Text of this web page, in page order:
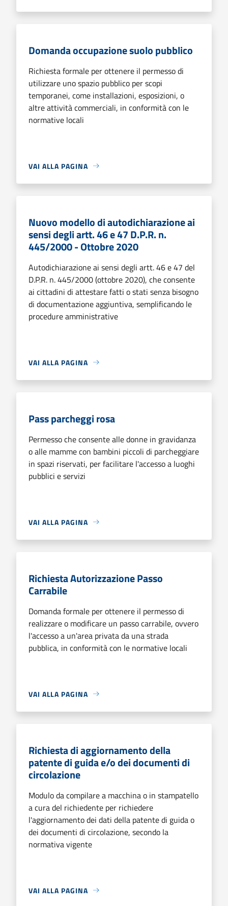
Domanda occupazione suolo pubblico
Richiesta formale per ottenere il permesso di
utilizzare uno spazio pubblico per scopi
temporanei, come installazioni, esposizioni, o
altre attività commerciali, in conformità con le
normative locali
VAI ALLA PAGINA
Nuovo modello di autodichiarazione ai
sensi degli artt. 46 e 47 D.P.R. n.
445/2000 - Ottobre 2020
Autodichiarazione ai sensi degli artt. 46 e 47 del
D.P.R. n. 445/2000 (ottobre 2020), che consente
ai cittadini di attestare fatti o stati senza bisogno
di documentazione aggiuntiva, semplificando le
procedure amministrative
VAI ALLA PAGINA
Pass parcheggi rosa
Permesso che consente alle donne in gravidanza
o alle mamme con bambini piccoli di parcheggiare
in spazi riservati, per facilitare l'accesso a luoghi
pubblici e servizi
VAI ALLA PAGINA
Richiesta Autorizzazione Passo
Carrabile
Domanda formale per ottenere il permesso di
realizzare o modificare un passo carrabile, ovvero
l'accesso a un'area privata da una strada
pubblica, in conformità con le normative locali
VAI ALLA PAGINA
Richiesta di aggiornamento della
patente di guida e/o dei documenti di
circolazione
Modulo da compilare a macchina o in stampatello
a cura del richiedente per richiedere
l'aggiornamento dei dati della patente di guida o
dei documenti di circolazione, secondo la
normativa vigente
VAI ALLA PAGINA